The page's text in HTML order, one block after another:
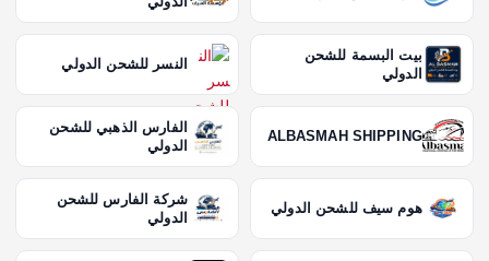
بيت البسمة للشحن
الدولي
النسر للشحن الدولي
ALBASMAH SHIPPING
الفارس الذهبي للشحن
الدولي
هوم سيف للشحن الدولي
شركة الفارس للشحن
الدولي